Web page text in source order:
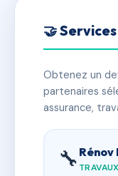
🤝
Obtenez un
partenaires
assurance,
🔧